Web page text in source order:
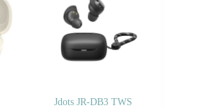
Jdots JR-DB3 TWS